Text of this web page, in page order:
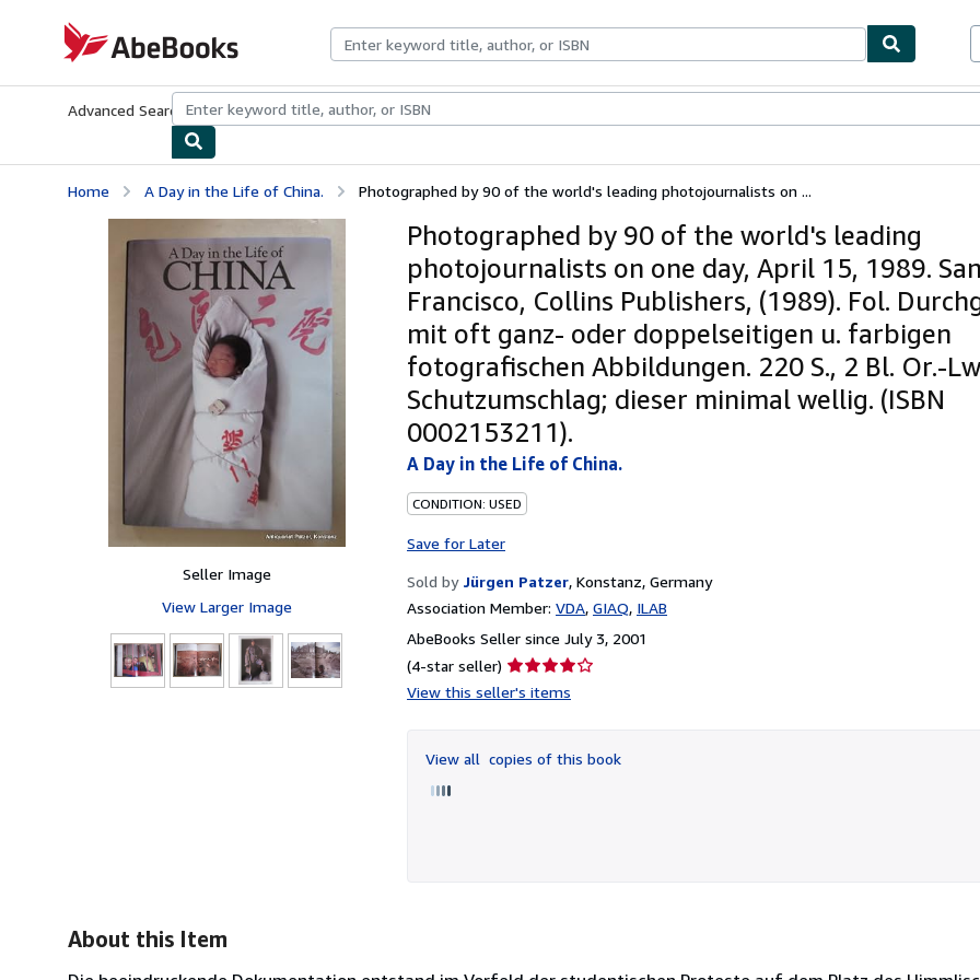
AbeBooks.com
Advanced Search Browse CollectionsRare BooksArt & Collectibles
Home A Day in the Life of China. Photographed by 90 of the world's leading photojournalists on ...
Seller Image
View Larger Image
Photographed by 90 of the world's leading
photojournalists on one day, April 15, 1989. San
Francisco, Collins Publishers, (1989). Fol.
mit oft ganz- oder doppelseitigen u. farbigen
fotografischen Abbildungen. 220 S., 2 Bl. Or.-
Schutzumschlag; dieser minimal wellig. (ISBN
0002153211).
A Day in the Life of China.
CONDITION: USED
Save for Later
Sold by Jürgen Patzer, Konstanz, Germany
Association Member: VDA GIAQ ILAB
AbeBooks Seller since July 3, 2001
(4-star seller) Seller
rating
of
5
View this seller's items
View all copies of this book
About this Item